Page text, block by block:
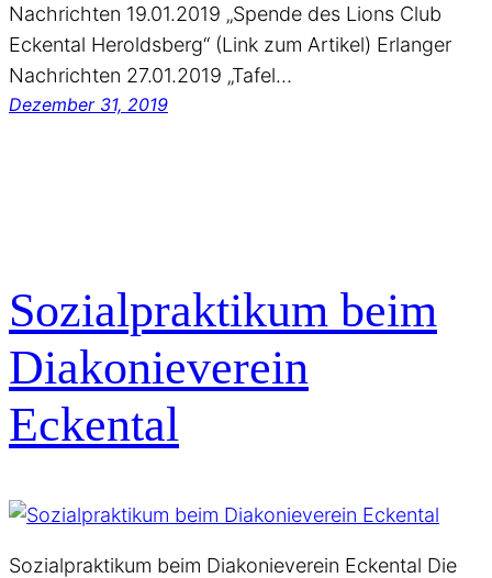
Nachrichten 19.01.2019 „Spende des Lions Club
Eckental Heroldsberg“ (Link zum Artikel) Erlanger
Nachrichten 27.01.2019 „Tafel…
Dezember 31, 2019
Sozialpraktikum beim
Diakonieverein
Eckental
Sozialpraktikum beim Diakonieverein Eckental Die